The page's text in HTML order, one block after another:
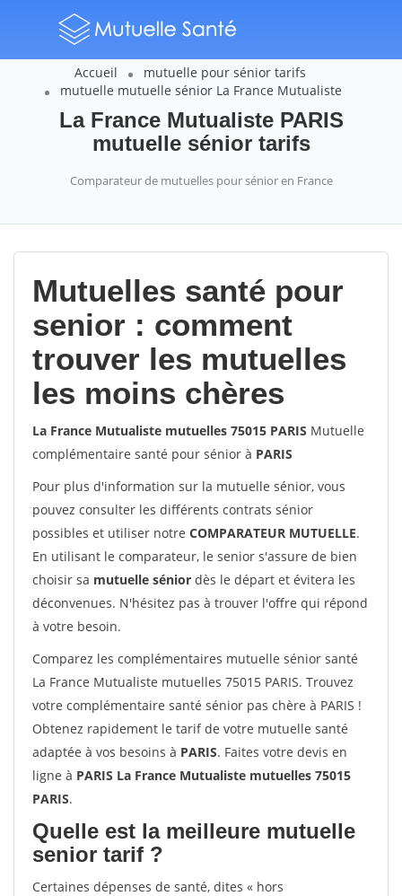
Accueil
mutuelle pour sénior tarifs
mutuelle mutuelle sénior La France Mutualiste
La France Mutualiste PARIS
mutuelle sénior tarifs
Comparateur de mutuelles pour sénior en France
Mutuelles santé pour
senior : comment
trouver les mutuelles
les moins chères
La France Mutualiste mutuelles 75015 PARIS Mutuelle
complémentaire santé pour sénior à PARIS
Pour plus d'information sur la mutuelle sénior, vous
pouvez consulter les différents contrats sénior
possibles et utiliser notre COMPARATEUR MUTUELLE.
En utilisant le comparateur, le senior s'assure de bien
choisir sa mutuelle sénior dès le départ et évitera les
déconvenues. N'hésitez pas à trouver l'offre qui répond
à votre besoin.
Comparez les complémentaires mutuelle sénior santé
La France Mutualiste mutuelles 75015 PARIS. Trouvez
votre complémentaire santé sénior pas chère à PARIS !
Obtenez rapidement le tarif de votre mutuelle santé
adaptée à vos besoins à PARIS. Faites votre devis en
ligne à PARIS La France Mutualiste mutuelles 75015
PARIS.
Quelle est la meilleure mutuelle
senior tarif ?
Certaines dépenses de santé, dites « hors